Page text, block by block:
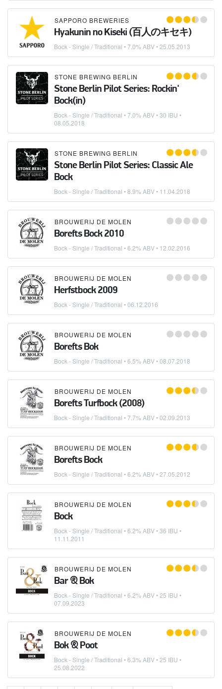
SAPPORO BREWERIES
Hyakunin no Kiseki (百人のキセキ)
Bock - Single / Traditional • 7.0% ABV •25.05.2013
STONE BREWING BERLIN
Stone Berlin Pilot Series: Rockin'
Bock(in)
Bock - Single / Traditional • 7.0% ABV • 30 IBU •
08.05.2018
STONE BREWING BERLIN
Stone Berlin Pilot Series: Classic Ale
Bock
Bock - Single / Traditional • 8.9% ABV • 11.04.2018
BROUWERIJ DE MOLEN
Borefts Bock 2010
Bock - Single / Traditional • 6.2% ABV • 12.02.2016
BROUWERIJ DE MOLEN
Herfstbock 2009
Bock - Single / Traditional •06.12.2016
BROUWERIJ DE MOLEN
Borefts Bok
Bock - Single / Traditional • 6.5% ABV •08.07.2018
BROUWERIJ DE MOLEN
Borefts Turfbock (2008)
Bock - Single / Traditional • 7.7% ABV •02.09.2013
BROUWERIJ DE MOLEN
Borefts Bock
Bock - Single / Traditional • 6.2% ABV •27.05.2012
BROUWERIJ DE MOLEN
Bock
Bock - Single / Traditional • 6.2% ABV • 36 IBU •
11.11.2011
BROUWERIJ DE MOLEN
Bar & Bok
Bock - Single / Traditional • 6.2% ABV • 25 IBU •
07.09.2023
BROUWERIJ DE MOLEN
Bok & Poot
Bock - Single / Traditional • 6.3% ABV • 25 IBU •
25.08.2022